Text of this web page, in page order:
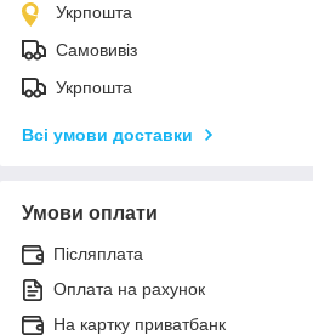
Укрпошта
Самовивіз
Укрпошта
Всі умови доставки
Умови оплати
Післяплата
Оплата на рахунок
На картку приватбанк